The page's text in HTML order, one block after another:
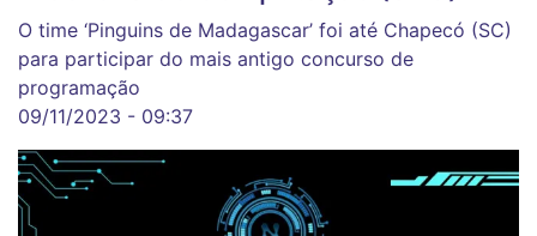
O time ‘Pinguins de Madagascar’ foi até Chapecó (SC)
para participar do mais antigo concurso de
programação
09/11/2023 - 09:37